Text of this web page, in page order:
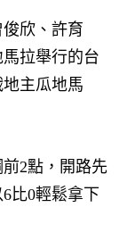
欣、許育
拉舉行的台
主瓜地馬
2點，開路先
比0輕鬆拿下